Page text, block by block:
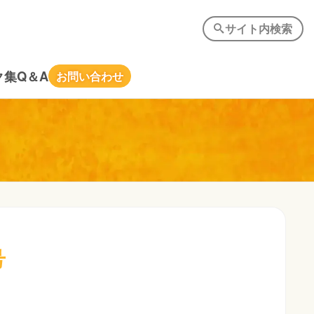
サイト内検索
集Q＆A お問い合わせ